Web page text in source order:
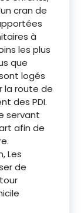
cran de
à
les plus
que
logés
la route de
des PDI.
servant
afin de
Les
de